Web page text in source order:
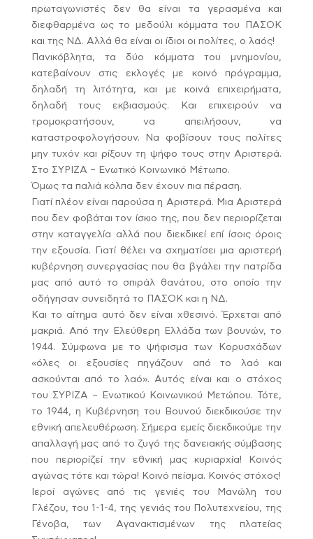
πρωταγωνιστές δεν θα είναι τα γερασμένα και
διεφθαρμένα ως το μεδούλι κόμματα του ΠΑΣΟΚ
και της ΝΔ. Αλλά θα είναι οι ίδιοι οι πολίτες, ο λαός!
Πανικόβλητα, τα δύο κόμματα του μνημονίου,
κατεβαίνουν στις εκλογές με κοινό πρόγραμμα,
δηλαδή τη λιτότητα, και με κοινά επιχειρήματα,
δηλαδή τους εκβιασμούς. Και επιχειρούν να
τρομοκρατήσουν, να απειλήσουν, να
καταστροφολογήσουν. Να φοβίσουν τους πολίτες
μην τυχόν και ρίξουν τη ψήφο τους στην Αριστερά.
Στο ΣΥΡΙΖΑ – Ενωτικό Κοινωνικό Μέτωπο.
Όμως τα παλιά κόλπα δεν έχουν πια πέραση.
Γιατί πλέον είναι παρούσα η Αριστερά. Μια Αριστερά
που δεν φοβάται τον ίσκιο της, που δεν περιορίζεται
στην καταγγελία αλλά που διεκδικεί επί ίσοις όροις
την εξουσία. Γιατί θέλει να σχηματίσει μια αριστερή
κυβέρνηση συνεργασίας που θα βγάλει την πατρίδα
μας από αυτό το σπιράλ θανάτου, στο οποίο την
οδήγησαν συνειδητά το ΠΑΣΟΚ και η ΝΔ.
Και το αίτημα αυτό δεν είναι χθεσινό. Έρχεται από
μακριά. Από την Ελεύθερη Ελλάδα των βουνών, το
1944. Σύμφωνα με το ψήφισμα των Κορυσχάδων
«όλες οι εξουσίες πηγάζουν από το λαό και
ασκούνται από το λαό». Αυτός είναι και ο στόχος
του ΣΥΡΙΖΑ – Ενωτικού Κοινωνικού Μετώπου. Τότε,
το 1944, η Κυβέρνηση του Βουνού διεκδικούσε την
εθνική απελευθέρωση. Σήμερα εμείς διεκδικούμε την
απαλλαγή μας από το ζυγό της δανειακής σύμβασης
που περιορίζεί την εθνική μας κυριαρχία! Κοινός
αγώνας τότε και τώρα! Κοινό πείσμα. Κοινός στόχος!
Ιεροί αγώνες από τις γενιές του Μανώλη του
Γλέζου, του 1-1-4, της γενιάς του Πολυτεχνείου, της
Γένοβα, των Αγανακτισμένων της πλατείας